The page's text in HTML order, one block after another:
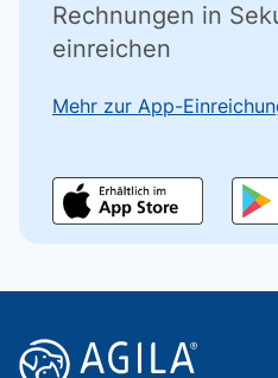
Rechnungen in
einreichen
Mehr zur App-